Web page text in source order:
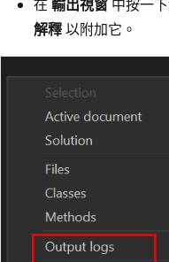
在 輸出視窗 中按一
解釋以附加它。